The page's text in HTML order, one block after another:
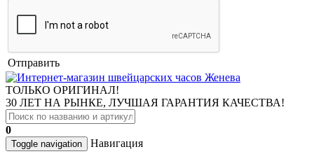
Отправить
ТОЛЬКО ОРИГИНАЛ!
30 ЛЕТ НА РЫНКЕ, ЛУЧШАЯ ГАРАНТИЯ КАЧЕСТВА!
0
Toggle navigation Навигация